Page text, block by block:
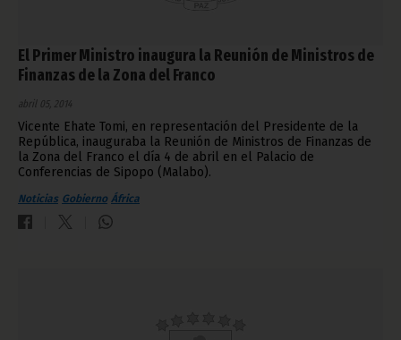
El Primer Ministro inaugura la Reunión de Ministros de
Finanzas de la Zona del Franco
abril 05, 2014
Vicente Ehate Tomi, en representación del Presidente de la
República, inauguraba la Reunión de Ministros de Finanzas de
la Zona del Franco el día 4 de abril en el Palacio de
Conferencias de Sipopo (Malabo).
Noticias Gobierno África